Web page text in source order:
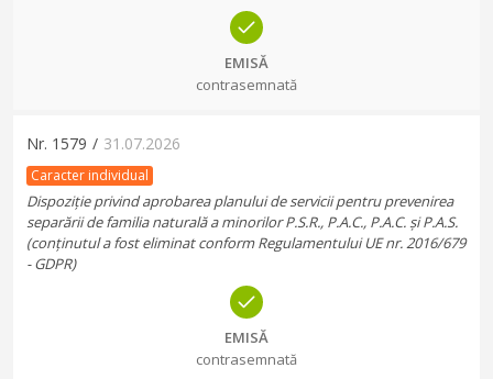
EMISĂ
contrasemnată
Nr. 1579 / 31.07.2026
Caracter individual
Dispoziție privind aprobarea planului de servicii pentru prevenirea
separării de familia naturală a minorilor P.S.R., P.A.C., P.A.C. și P.A.S.
(conținutul a fost eliminat conform Regulamentului UE nr. 2016/679
- GDPR)
EMISĂ
contrasemnată